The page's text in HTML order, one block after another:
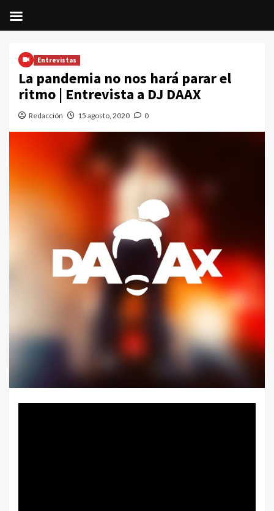
contenido
Entrevistas
La pandemia no nos hará parar el
ritmo | Entrevista a DJ DAAX
Redacción 15 agosto, 2020 0